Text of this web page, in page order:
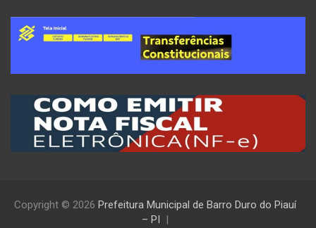
Copyright © 2026 Prefeitura Municipal de Barro Duro do Piauí
– PI